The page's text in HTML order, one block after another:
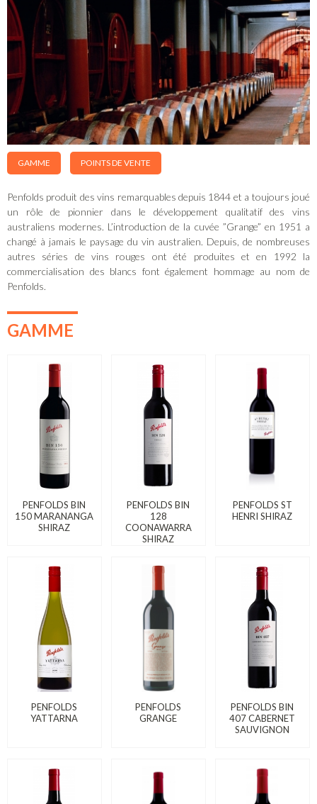
GAMME POINTS DE VENTE
Penfolds produit des vins remarquables depuis 1844 et a toujours joué
un rôle de pionnier dans le développement qualitatif des vins
australiens modernes. L’introduction de la cuvée ”Grange” en 1951 a
changé à jamais le paysage du vin australien. Depuis, de nombreuses
autres séries de vins rouges ont été produites et en 1992 la
commercialisation des blancs font également hommage au nom de
Penfolds.
GAMME
PENFOLDS BIN
150 MARANANGA
SHIRAZ
PENFOLDS BIN
128
COONAWARRA
SHIRAZ
PENFOLDS ST
HENRI SHIRAZ
PENFOLDS
YATTARNA
PENFOLDS
GRANGE
PENFOLDS BIN
407 CABERNET
SAUVIGNON